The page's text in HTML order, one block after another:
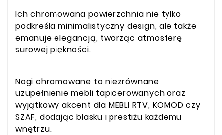
Ich chromowana powierzchnia nie tylko
podkreśla minimalistyczny design, ale także
emanuje elegancją, tworząc atmosferę
surowej piękności.
Nogi chromowane to niezrównane
uzupełnienie mebli tapicerowanych oraz
wyjątkowy akcent dla MEBLI RTV, KOMOD czy
SZAF, dodając blasku i prestiżu każdemu
wnętrzu.